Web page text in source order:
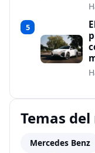
5
Temas
Mercedes Benz